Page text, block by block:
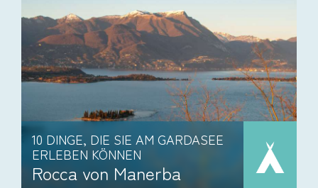
10 DINGE, DIE SIE AM GARDASEE
ERLEBEN KÖNNEN
Rocca von Manerba